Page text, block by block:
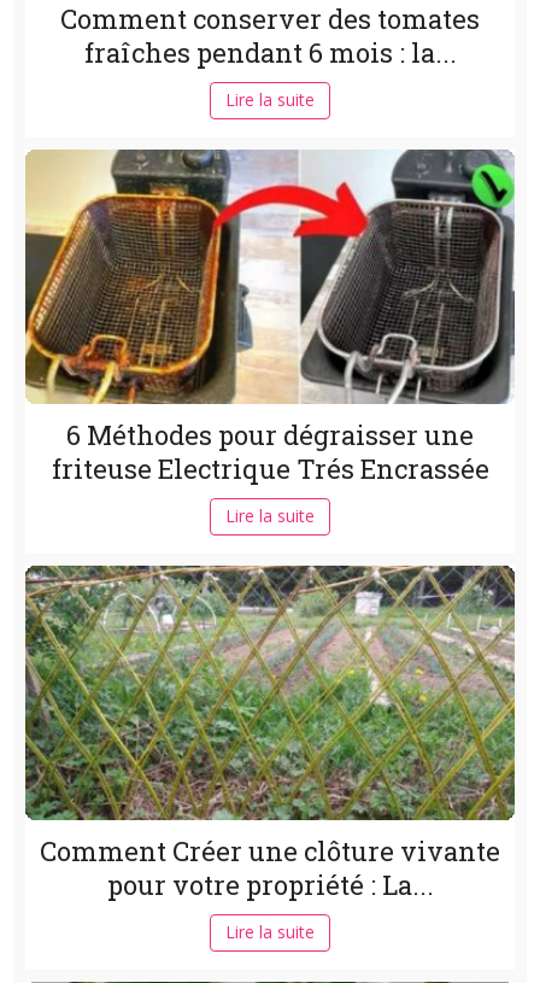
Comment conserver des tomates
fraîches pendant 6 mois : la...
Lire la suite
6 Méthodes pour dégraisser une
friteuse Electrique Trés Encrassée
Lire la suite
Comment Créer une clôture vivante
pour votre propriété : La...
Lire la suite